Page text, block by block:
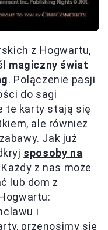
z Hogwartu,
magiczny świat
. Połączenie pasji
do sagi
te karty stają się
ale również
Jak już
sposoby na
Każdy z nas może
lub dom z
i
przenosimy się